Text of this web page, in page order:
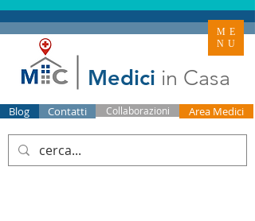
Medici in Casa
Blog Contatti Collaborazioni Area Medici
ME
NU